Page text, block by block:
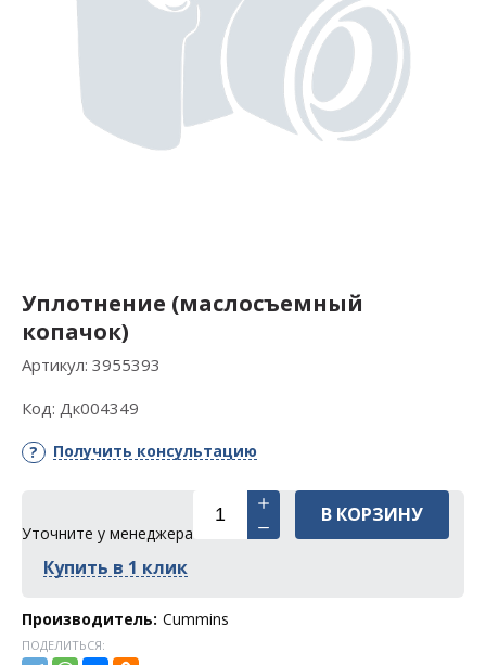
Уплотнение (маслосъемный
копачок)
Артикул: 3955393
Код: Дк004349
Получить консультацию
Уточните у менеджера
В КОРЗИНУ
Купить в 1 клик
Производитель: Cummins
ПОДЕЛИТЬСЯ: